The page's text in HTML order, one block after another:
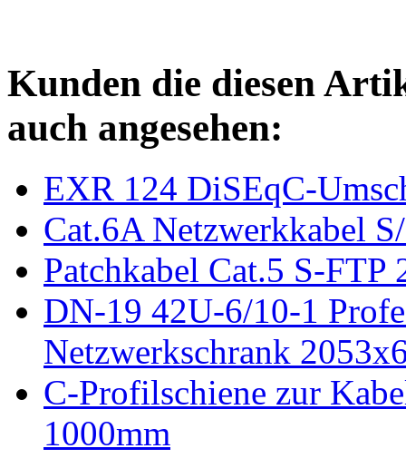
Kunden die diesen
auch angesehen:
EXR 124 DiSEqC-
Cat.6A Netzwerkkabel
Patchkabel Cat.5 S-FTP
DN-19 42U-6/10-1
Netzwerkschrank
C-Profilschiene zur
1000mm